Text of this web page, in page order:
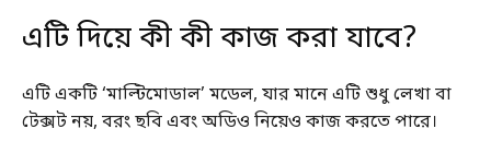
এটি দিয়ে কী কী কাজ করা যাবে?
এটি একটি ‘মাল্টিমোডাল’ মডেল, যার মানে এটি শুধু লেখা বা
টেক্সট নয়, বরং ছবি এবং অডিও নিয়েও কাজ করতে পারে।